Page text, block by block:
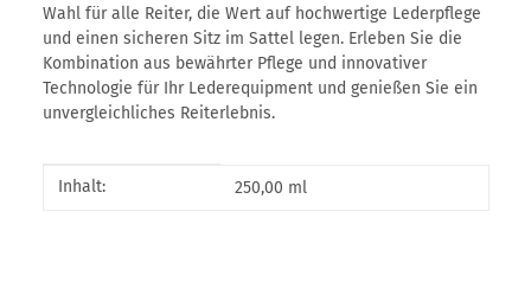
Wahl für alle Reiter, die Wert auf hochwertige Lederpflege
und einen sicheren Sitz im Sattel legen. Erleben Sie die
Kombination aus bewährter Pflege und innovativer
Technologie für Ihr Lederequipment und genießen Sie ein
unvergleichliches Reiterlebnis.
Produkteigenschaft
Wert
Inhalt: 250,00 ml